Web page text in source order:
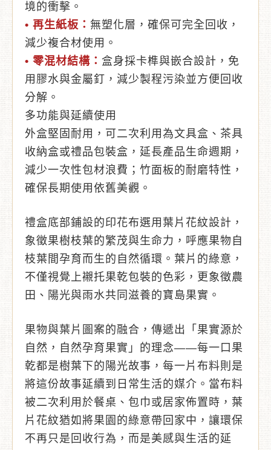
境的衝擊。
• 再生紙板： 無塑化層，確保可完全回收，
減少複合材使用。
• 零混材結構： 盒身採卡榫與嵌合設計，免
用膠水與金屬釘，減少製程污染並方便回收
分解。
多功能與延續使用
外盒堅固耐用，可二次利用為文具盒、茶具
收納盒或禮品包裝盒，延長產品生命週期，
減少一次性包材浪費；竹面板的耐磨特性，
確保長期使用依舊美觀。
禮盒底部鋪設的印花布選用葉片花紋設計，
象徵果樹枝葉的繁茂與生命力，呼應果物自
枝葉間孕育而生的自然循環。葉片的綠意，
不僅視覺上襯托果乾包裝的色彩，更象徵農
田、陽光與雨水共同滋養的寶島果實。
果物與葉片圖案的融合，傳遞出「果實源於
自然，自然孕育果實」的理念——每一口果
乾都是樹葉下的陽光故事，每一片布料則是
將這份故事延續到日常生活的媒介。當布料
被二次利用於餐桌、包巾或居家佈置時，葉
片花紋猶如將果園的綠意帶回家中，讓環保
不再只是回收行為，而是美感與生活的延